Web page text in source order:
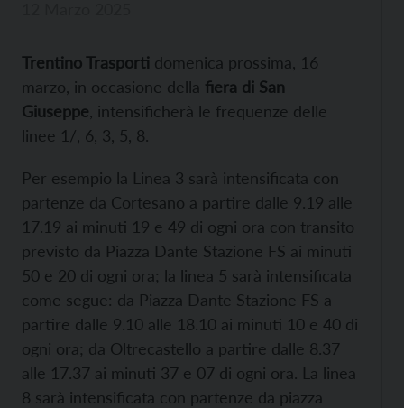
Trentino Trasporti domenica prossima, 16
marzo, in occasione della fiera di San
Giuseppe , intensificherà le frequenze delle
linee 1/, 6, 3, 5, 8.
Per esempio la Linea 3 sarà intensificata con
partenze da Cortesano a partire dalle 9.19 alle
17.19 ai minuti 19 e 49 di ogni ora con transito
previsto da Piazza Dante Stazione FS ai minuti
50 e 20 di ogni ora; la linea 5 sarà intensificata
come segue: da Piazza Dante Stazione FS a
partire dalle 9.10 alle 18.10 ai minuti 10 e 40 di
ogni ora; da Oltrecastello a partire dalle 8.37
alle 17.37 ai minuti 37 e 07 di ogni ora. La linea
8 sarà intensificata con partenze da piazza